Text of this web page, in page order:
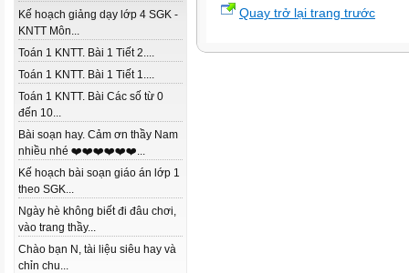
Kế hoạch giảng dạy lớp 4 SGK -
KNTT Môn...
Toán 1 KNTT. Bài 1 Tiết 2....
Toán 1 KNTT. Bài 1 Tiết 1....
Toán 1 KNTT. Bài Các số từ 0
đến 10...
Bài soạn hay. Cảm ơn thầy Nam
nhiều nhé ❤️❤️❤️❤️❤️❤️...
Kế hoạch bài soạn giáo án lớp 1
theo SGK...
Ngày hè không biết đi đâu chơi,
vào trang thầy...
Chào bạn N, tài liệu siêu hay và
chỉn chu...
Quay trở lại trang trước